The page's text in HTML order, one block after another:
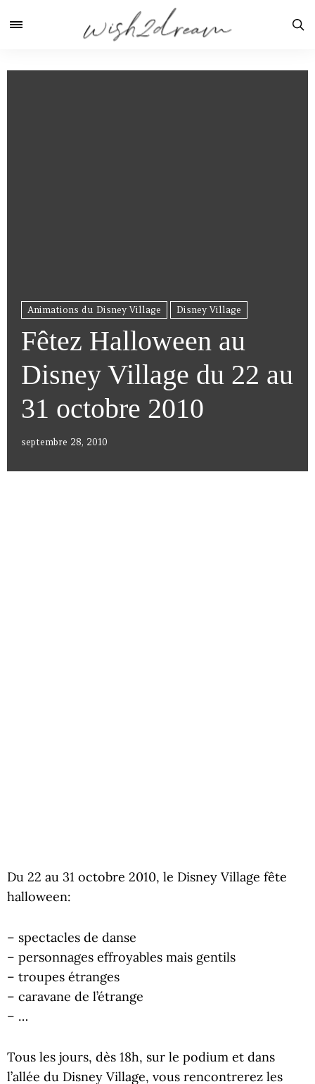
Animations du Disney Village Disney Village
Fêtez Halloween au
Disney Village du 22 au
31 octobre 2010
septembre 28, 2010
Du 22 au 31 octobre 2010, le Disney Village fête
halloween:
– spectacles de danse
– personnages effroyables mais gentils
– troupes étranges
– caravane de l’étrange
– …
Tous les jours, dès 18h, sur le podium et dans
l’allée du Disney Village, vous rencontrerez les